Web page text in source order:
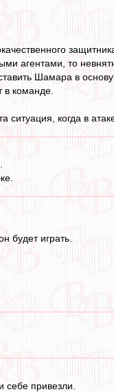
агентами, то
Шамара в
команде.
ситуация, когда в
будет играть.
привезли.